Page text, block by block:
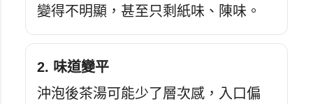
變得不明顯，甚至只剩紙味、陳味。
2. 味道變平
沖泡後茶湯可能少了層次感，入口偏